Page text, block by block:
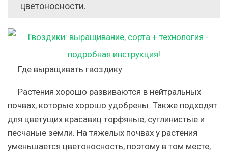
цветоносности.
Где выращивать гвоздику
Растения хорошо развиваются в нейтральных
почвах, которые хорошо удобрены. Также подходят
для цветущих красавиц торфяные, суглинистые и
песчаные земли. На тяжелых почвах у растения
уменьшается цветоносность, поэтому в том месте,